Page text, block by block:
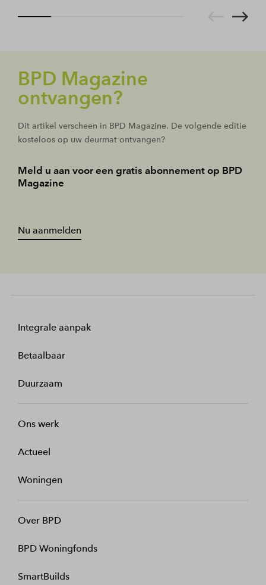
BPD Magazine
ontvangen?
Dit artikel verscheen in BPD Magazine. De volgende editie
kosteloos op uw deurmat ontvangen?
Meld u aan voor een gratis abonnement op BPD
Magazine
Nu aanmelden
Integrale aanpak
Betaalbaar
Duurzaam
Ons werk
Actueel
Woningen
Over BPD
BPD Woningfonds
SmartBuilds